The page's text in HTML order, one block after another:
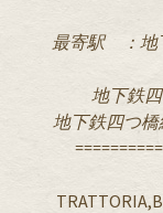
最寄駅 ：地
地下鉄
地下鉄四つ